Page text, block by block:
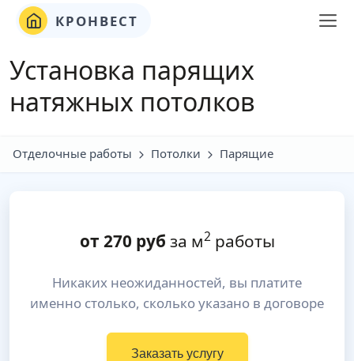
КРОНВЕСТ
Установка парящих
натяжных потолков
Отделочные работы Потолки Парящие
от 270руб за м2работы
Никаких неожиданностей, вы платите
именно столько, сколько указано в договоре
Заказать услугу